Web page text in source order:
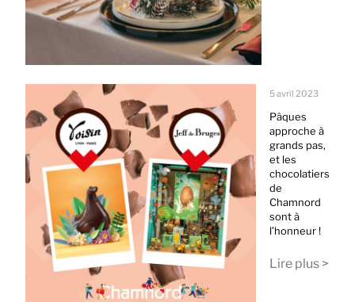
5 avril 2023
Pâques
approche à
grands pas,
et les
chocolatiers
de
Chamnord
sont à
l’honneur !
Lire plus >